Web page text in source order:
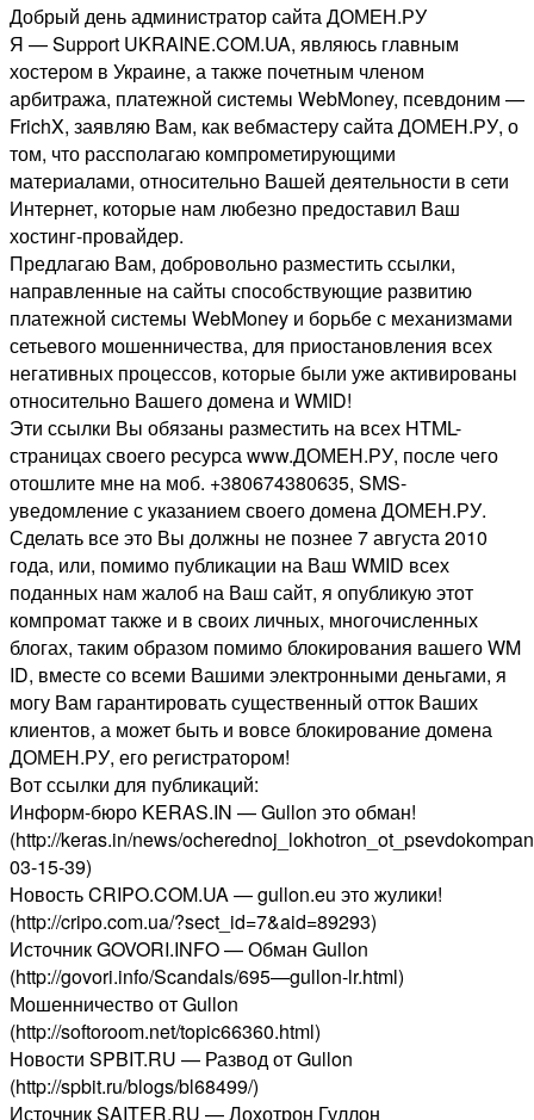
Добрый день администратор сайта ДОМЕН.РУ
Я — Support UKRAINE.COM.UA, являюсь главным
хостером в Украине, а также почетным членом
арбитража, платежной системы WebMoney, псевдоним —
FrichX, заявляю Вам, как вебмастеру сайта ДОМЕН.РУ, о
том, что рассполагаю компрометирующими
материалами, относительно Вашей деятельности в сети
Интернет, которые нам любезно предоставил Ваш
хостинг-провайдер.
Предлагаю Вам, добровольно разместить ссылки,
направленные на сайты способствующие развитию
платежной системы WebMoney и борьбе с механизмами
сетьевого мошенничества, для приостановления всех
негативных процессов, которые были уже активированы
относительно Вашего домена и WMID!
Эти ссылки Вы обязаны разместить на всех HTML-
страницах своего ресурса www.ДОМЕН.РУ, после чего
отошлите мне на моб. +380674380635, SMS-
уведомление с указанием своего домена ДОМЕН.РУ.
Сделать все это Вы должны не познее 7 августа 2010
года, или, помимо публикации на Ваш WMID всех
поданных нам жалоб на Ваш сайт, я опубликую этот
компромат также и в своих личных, многочисленных
блогах, таким образом помимо блокирования вашего WM
ID, вместе со всеми Вашими электронными деньгами, я
могу Вам гарантировать существенный отток Ваших
клиентов, а может быть и вовсе блокирование домена
ДОМЕН.РУ, его регистратором!
Вот ссылки для публикаций:
Информ-бюро KERAS.IN — Gullon это обман!
(http://keras.in/news/
03-15-39)
Новость CRIPO.COM.UA — gullon.eu это жулики!
(http://cripo.com.ua/?sect_id=7&aid=89293)
Источник GOVORI.INFO — Обман Gullon
(http://govori.info/Scandals/695—gullon-lr.html)
Мошенничество от Gullon
(http://softoroom.net/topic66360.html)
Новости SPBIT.RU — Развод от Gullon
(http://spbit.ru/blogs/bl68499/)
Источник SAITER.RU — Лохотрон Гуллон